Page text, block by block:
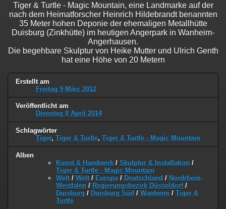
Tiger & Turtle - Magic Mountain, eine Landmarke auf der
nach dem Heimatforscher Heinrich Hildebrandt benannten
35 Meter hohen Deponie der ehemaligen Metallhütte
Duisburg (Zinkhütte) im heutigen Angerpark in Wanheim-
Angerhausen.
Die begehbare Skulptur von Heike Mutter und Ulrich Genth
hat eine Höhe von 20 Metern
Erstellt am
Freitag 9 März 2012
Veröffentlicht am
Dienstag 8 April 2014
Schlagwörter
Tiger, Tiger & Turtle, Tiger & Turtle - Magic Mountain
Alben
Kunst & Handwerk / Skulptur & Installation /
Tiger & Turtle - Magic Mountain
Welt / Welt / Europa/ Deutschland / Nordrhein-
Westfalen / Regierungsbezirk Düsseldorf/
Duisburg / Duisburg Süd / Wanheim / Tiger &
Turtle